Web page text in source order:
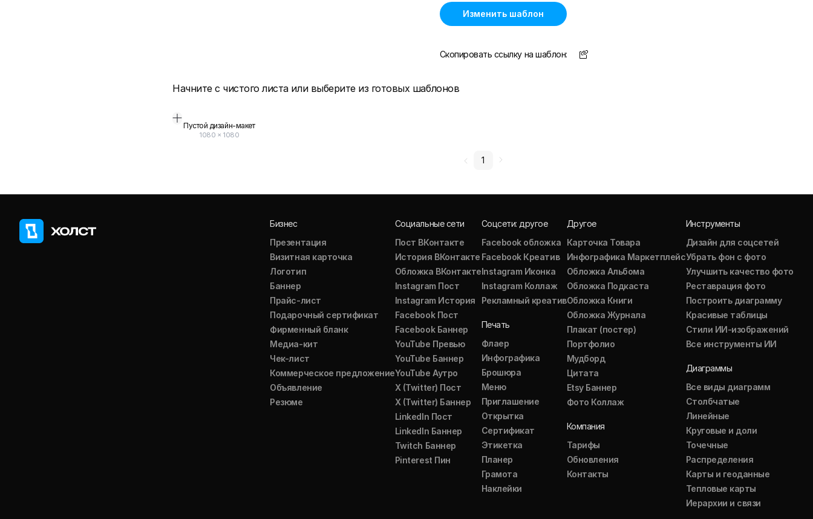
Изменить шаблон
Скопировать ссылку на шаблон:
Начните с чистого листа или выберите из готовых шаблонов
Пустой дизайн-макет
1080 × 1080
1
Бизнес
Презентация
Визитная карточка
Логотип
Баннер
Прайс-лист
Подарочный сертификат
Фирменный бланк
Медиа-кит
Чек-лист
Коммерческое предложение
Объявление
Резюме
Социальные сети
Пост ВКонтакте
История ВКонтакте
Обложка ВКонтакте
Instagram Пост
Instagram История
Facebook Пост
Facebook Баннер
YouTube Превью
YouTube Баннер
YouTube Аутро
X (Twitter) Пост
X (Twitter) Баннер
LinkedIn Пост
LinkedIn Баннер
Twitch Баннер
Pinterest Пин
Соцсети: другое
Facebook обложка
Facebook Креатив
Instagram Иконка
Instagram Коллаж
Рекламный креатив
Печать
Флаер
Инфографика
Брошюра
Меню
Приглашение
Открытка
Сертификат
Этикетка
Планер
Грамота
Наклейки
Другое
Карточка Товара
Инфографика Маркетплейс
Обложка Альбома
Обложка Подкаста
Обложка Книги
Обложка Журнала
Плакат (постер)
Портфолио
Мудборд
Цитата
Etsy Баннер
Фото Коллаж
Компания
Тарифы
Обновления
Контакты
Инструменты
Дизайн для соцсетей
Убрать фон с фото
Улучшить качество фото
Реставрация фото
Построить диаграмму
Красивые таблицы
Стили ИИ-изображений
Все инструменты ИИ
Диаграммы
Все виды диаграмм
Столбчатые
Линейные
Круговые и доли
Точечные
Распределения
Карты и геоданные
Тепловые карты
Иерархии и связи